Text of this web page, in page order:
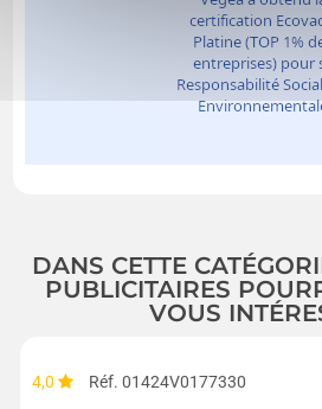
DANS CETTE
PUBLICITAIRES
VOUS
4,0 Réf. 01424V0177330